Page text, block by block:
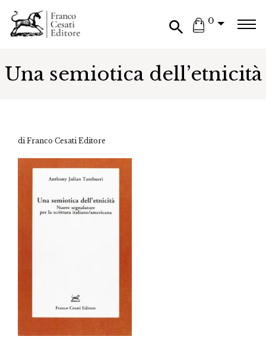
0
Una semiotica dell’etnicità
di Franco Cesati Editore